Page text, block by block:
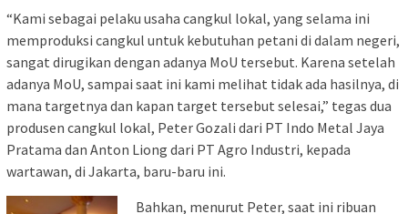
“Kami sebagai pelaku usaha cangkul lokal, yang selama ini
memproduksi cangkul untuk kebutuhan petani di dalam negeri,
sangat dirugikan dengan adanya MoU tersebut. Karena setelah
adanya MoU, sampai saat ini kami melihat tidak ada hasilnya, di
mana targetnya dan kapan target tersebut selesai,” tegas dua
produsen cangkul lokal, Peter Gozali dari PT Indo Metal Jaya
Pratama dan Anton Liong dari PT Agro Industri, kepada
wartawan, di Jakarta, baru-baru ini.
Bahkan, menurut Peter, saat ini ribuan